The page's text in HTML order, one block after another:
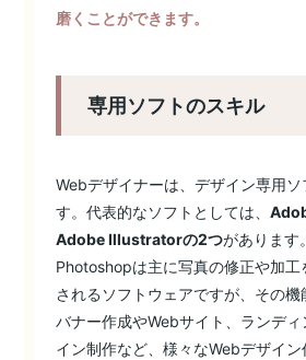
磨くことができます。
専用ソフトのスキル
Webデザイナーは、デザイン専用ソ
す。代表的なソフトとしては、
Adobe Illustratorの2つがあります。
Photoshopは主に写真の修正や加工
されるソフトウェアですが、その機
バナー作成やWebサイト、ランデ
イン制作など、様々なWebデザイン